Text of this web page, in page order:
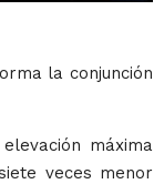
la conjunción
máxima
veces menor